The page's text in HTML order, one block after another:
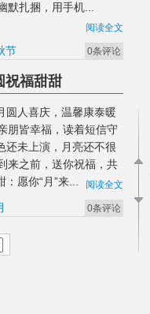
扎捆，用手机...
阅读全文
0条评论
节
祝福甜甜
人喜庆，温馨康泰暖
朋皆幸福，读着短信守
未上演，月亮还不很
来之前，送你祝福，共
愿你“月”来...
阅读全文
0条评论